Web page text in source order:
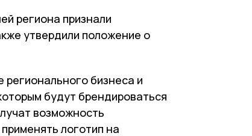
региона признали
утвердили положение о
бизнеса и
будут брендироваться
возможность
логотип на